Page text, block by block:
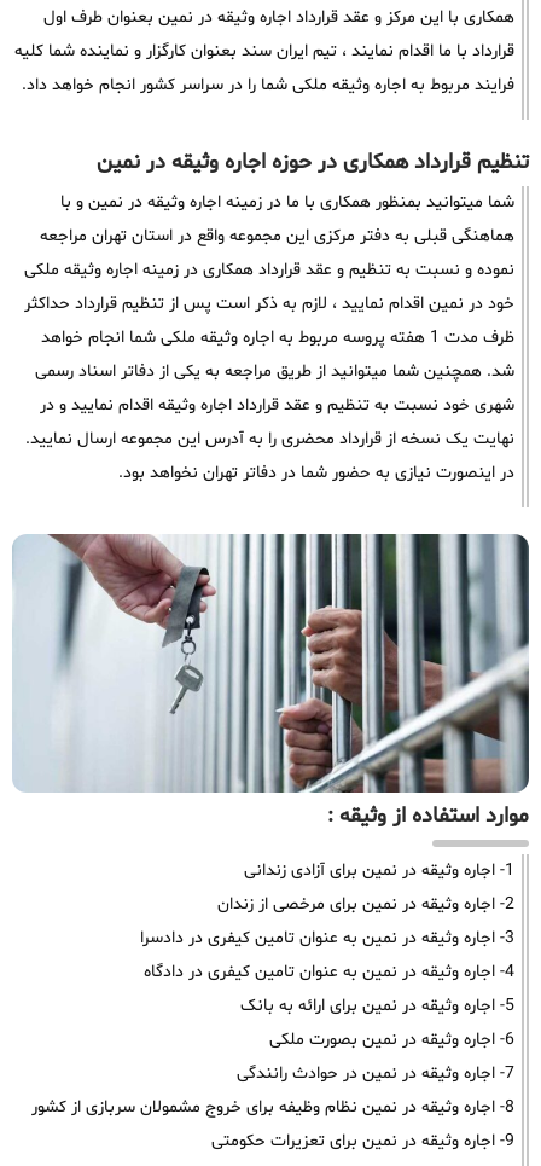
همکاری با این مرکز و عقد قرارداد اجاره وثیقه در نمین بعنوان طرف اول
قرارداد با ما اقدام نمایند ، تیم ایران سند بعنوان کارگزار و نماینده شما کلیه
فرایند مربوط به اجاره وثیقه ملکی شما را در سراسر کشور انجام خواهد داد.
تنظیم قرارداد همکاری در حوزه اجاره وثیقه در نمین
شما میتوانید بمنظور همکاری با ما در زمینه اجاره وثیقه در نمین و با
هماهنگی قبلی به دفتر مرکزی این مجموعه واقع در استان تهران مراجعه
نموده و نسبت به تنظیم و عقد قرارداد همکاری در زمینه اجاره وثیقه ملکی
خود در نمین اقدام نمایید ، لازم به ذکر است پس از تنظیم قرارداد حداکثر
ظرف مدت 1 هفته پروسه مربوط به اجاره وثیقه ملکی شما انجام خواهد
شد. همچنین شما میتوانید از طریق مراجعه به یکی از دفاتر اسناد رسمی
شهری خود نسبت به تنظیم و عقد قرارداد اجاره وثیقه اقدام نمایید و در
نهایت یک نسخه از قرارداد محضری را به آدرس این مجموعه ارسال نمایید.
در اینصورت نیازی به حضور شما در دفاتر تهران نخواهد بود.
موارد استفاده از وثیقه :
1- اجاره وثیقه در نمین برای آزادی زندانی
2- اجاره وثیقه در نمین برای مرخصی از زندان
3- اجاره وثیقه در نمین به عنوان تامین کیفری در دادسرا
4- اجاره وثیقه در نمین به عنوان تامین کیفری در دادگاه
5- اجاره وثیقه در نمین برای ارائه به بانک
6- اجاره وثیقه در نمین بصورت ملکی
7- اجاره وثیقه در نمین در حوادث رانندگی
8- اجاره وثیقه در نمین نظام وظیفه برای خروج مشمولان سربازی از کشور
9- اجاره وثیقه در نمین برای تعزیرات حکومتی